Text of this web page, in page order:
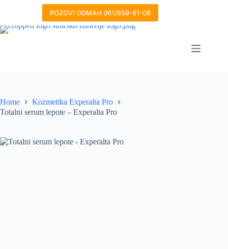
POZOVI ODMAH 061/659-81-08
Home
Kozmetika Experalta Pro
Totalni serum lepote – Experalta Pro